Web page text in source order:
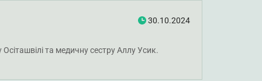
30.10.2024
та медичну сестру Аллу Усик.